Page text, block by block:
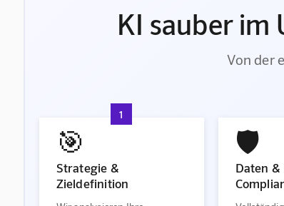
KI sauber
Von der
1
🎯
Strategie &
Zieldefinition
🛡️
Daten &